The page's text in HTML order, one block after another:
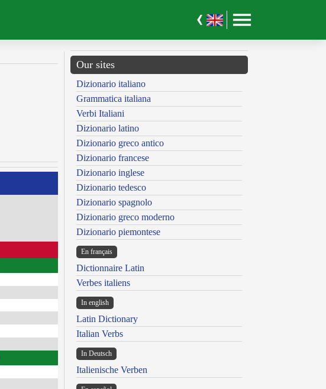
Our sites
Dizionario italiano
Grammatica italiana
Verbi Italiani
Dizionario latino
Dizionario greco antico
Dizionario francese
Dizionario inglese
Dizionario tedesco
Dizionario spagnolo
Dizionario greco moderno
Dizionario piemontese
En français
Dictionnaire Latin
Verbes italiens
In english
Latin Dictionary
Italian Verbs
In Deutsch
Italienische Verben